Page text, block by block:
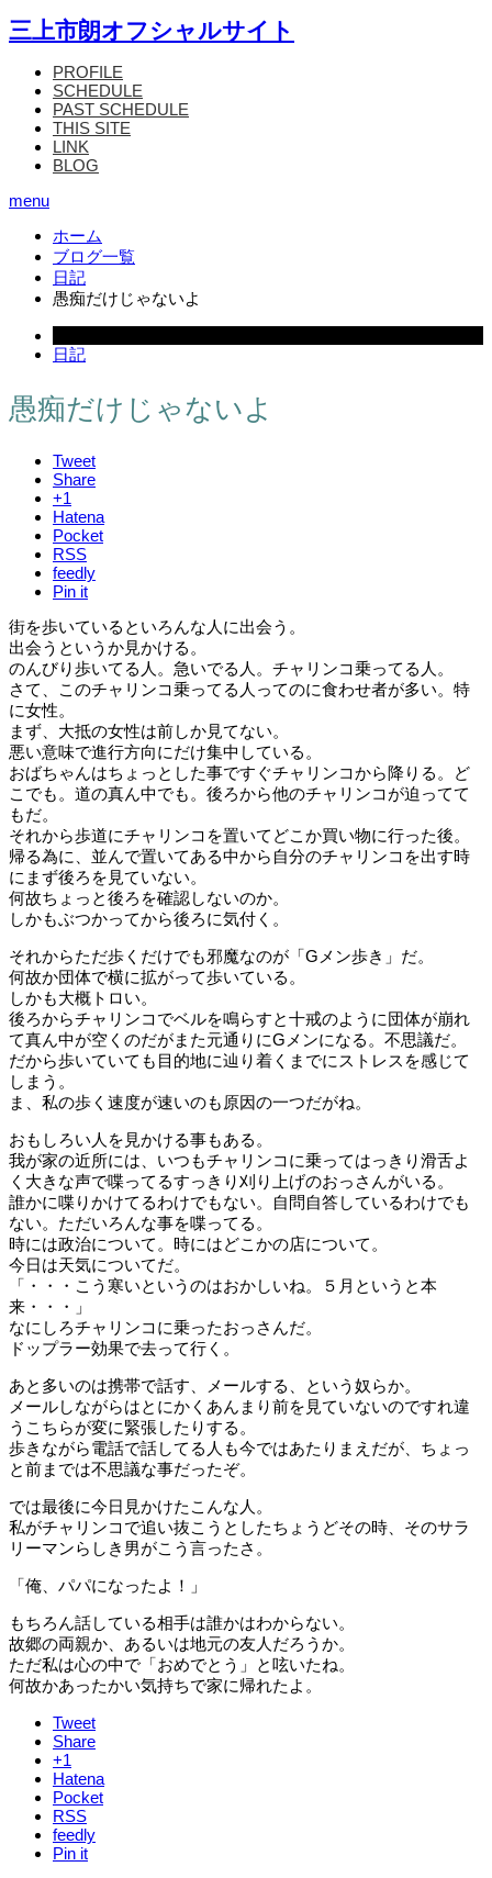
三上市朗オフシャルサイト
PROFILE
SCHEDULE
PAST SCHEDULE
THIS SITE
LINK
BLOG
menu
ホーム
ブログ一覧
日記
愚痴だけじゃないよ
日記
愚痴だけじゃないよ
Tweet
Share
+1
Hatena
Pocket
RSS
feedly
Pin it
街を歩いているといろんな人に出会う。
出会うというか見かける。
のんびり歩いてる人。急いでる人。チャリンコ乗ってる人。
さて、このチャリンコ乗ってる人ってのに食わせ者が多い。特
に女性。
まず、大抵の女性は前しか見てない。
悪い意味で進行方向にだけ集中している。
おばちゃんはちょっとした事ですぐチャリンコから降りる。ど
こでも。道の真ん中でも。後ろから他のチャリンコが迫ってて
もだ。
それから歩道にチャリンコを置いてどこか買い物に行った後。
帰る為に、並んで置いてある中から自分のチャリンコを出す時
にまず後ろを見ていない。
何故ちょっと後ろを確認しないのか。
しかもぶつかってから後ろに気付く。
それからただ歩くだけでも邪魔なのが「Gメン歩き」だ。
何故か団体で横に拡がって歩いている。
しかも大概トロい。
後ろからチャリンコでベルを鳴らすと十戒のように団体が崩れ
て真ん中が空くのだがまた元通りにGメンになる。不思議だ。
だから歩いていても目的地に辿り着くまでにストレスを感じて
しまう。
ま、私の歩く速度が速いのも原因の一つだがね。
おもしろい人を見かける事もある。
我が家の近所には、いつもチャリンコに乗ってはっきり滑舌よ
く大きな声で喋ってるすっきり刈り上げのおっさんがいる。
誰かに喋りかけてるわけでもない。自問自答しているわけでも
ない。ただいろんな事を喋ってる。
時には政治について。時にはどこかの店について。
今日は天気についてだ。
「・・・こう寒いというのはおかしいね。５月というと本
来・・・」
なにしろチャリンコに乗ったおっさんだ。
ドップラー効果で去って行く。
あと多いのは携帯で話す、メールする、という奴らか。
メールしながらはとにかくあんまり前を見ていないのですれ違
うこちらが変に緊張したりする。
歩きながら電話で話してる人も今ではあたりまえだが、ちょっ
と前までは不思議な事だったぞ。
では最後に今日見かけたこんな人。
私がチャリンコで追い抜こうとしたちょうどその時、そのサラ
リーマンらしき男がこう言ったさ。
「俺、パパになったよ！」
もちろん話している相手は誰かはわからない。
故郷の両親か、あるいは地元の友人だろうか。
ただ私は心の中で「おめでとう」と呟いたね。
何故かあったかい気持ちで家に帰れたよ。
Tweet
Share
+1
Hatena
Pocket
RSS
feedly
Pin it